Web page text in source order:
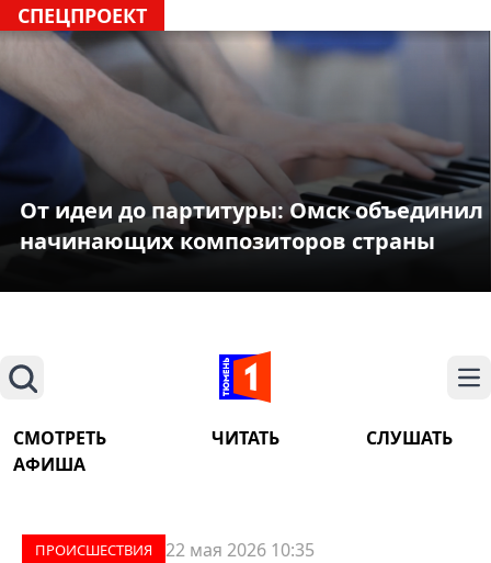
СПЕЦПРОЕКТ
От идеи до партитуры: Омск объединил
начинающих композиторов страны
Поиск
СМОТРЕТЬ ЧИТАТЬ
СЛУШАТЬ
АФИША
ПРОИCШЕСТВИЯ 22 мая 2026 10:35